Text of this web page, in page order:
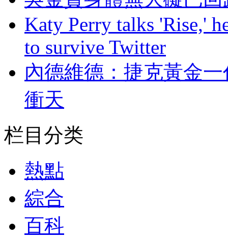
Katy Perry talks 'Rise,'
to survive Twitter
內德維德：捷克黃
衝天
栏目分类
熱點
綜合
百科